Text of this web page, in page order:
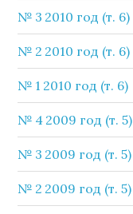
№ 3 2010 год (т. 6)
№ 2 2010 год (т. 6)
№ 1 2010 год (т. 6)
№ 4 2009 год (т. 5)
№ 3 2009 год (т. 5)
№ 2 2009 год (т. 5)